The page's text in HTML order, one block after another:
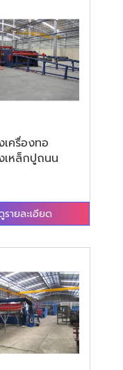
เครื่องทอ
เหล็กปูถนน
รายละเอียด